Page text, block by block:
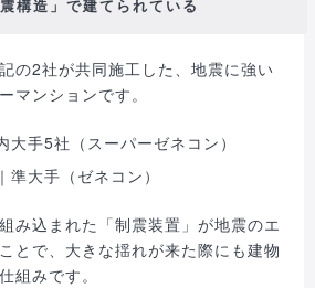
構造」で建てられている
の2社が共同施工した、地震に強い
マンションです。
大手5社（スーパーゼネコン）
準大手（ゼネコン）
み込まれた「制震装置」が地震のエ
とで、大きな揺れが来た際にも建物
組みです。